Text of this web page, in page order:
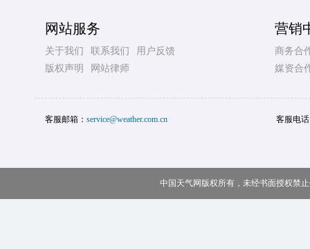
网站服务
关于我们 联系我们
用户反馈
版权声明
网站律师
营销
商务合
媒资合
客服邮箱： service@weather.com.cn 客服电
中国天气网版权所有，未经书面授权